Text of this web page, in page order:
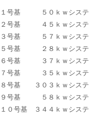
１号基 ５０ｋｗシステ
２号基 ４５ｋｗシス
３号基 ５７ｋｗシステ
５号基 ２８ｋｗシステ
６号基 ３７ｋｗシステ
７号基 ３５ｋｗシステ
８号基 ３０３ｋｗシス
９号基 ５８ｋｗシステ
１０号基 ３４４ｋｗシ